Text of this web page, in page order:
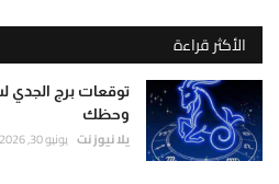
الأكثر قراءة
وحظك
يلا نيوز نت يونيو 30, 2026